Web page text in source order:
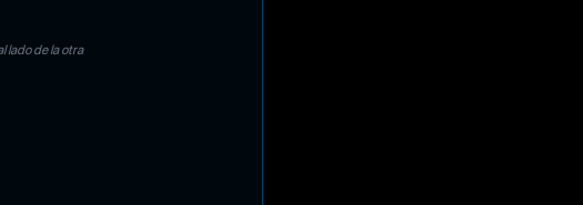
lado de la otra